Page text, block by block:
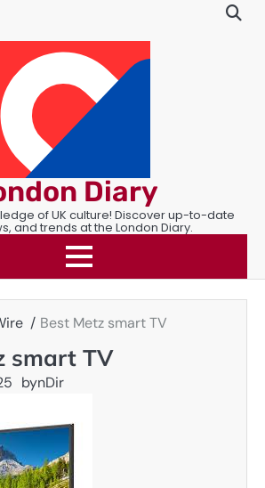
Diary
of UK culture! Discover up-to-date
and trends at the London Diary.
Best Metz smart TV
smart TV
bynDir